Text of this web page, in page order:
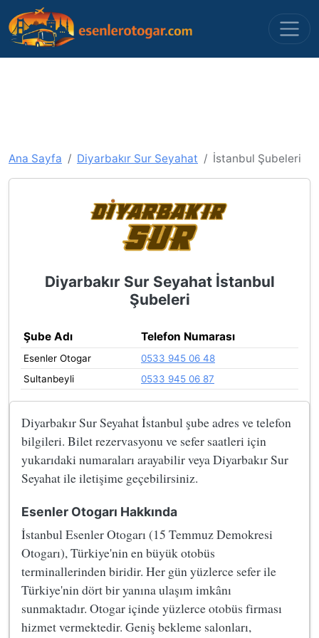
Ana Sayfa Diyarbakır Sur Seyahat İstanbul Şubeleri
Diyarbakır Sur Seyahat İstanbul
Şubeleri
Şube Adı Telefon Numarası
Esenler Otogar
0533 945 06 48
Sultanbeyli
0533 945 06 87
Diyarbakır Sur Seyahat İstanbul şube adres ve telefon
bilgileri. Bilet rezervasyonu ve sefer saatleri için
yukarıdaki numaraları arayabilir veya Diyarbakır Sur
Seyahat ile iletişime geçebilirsiniz.
Esenler Otogarı Hakkında
İstanbul Esenler Otogarı (15 Temmuz Demokresi
Otogarı), Türkiye'nin en büyük otobüs
terminallerinden biridir. Her gün yüzlerce sefer ile
Türkiye'nin dört bir yanına ulaşım imkânı
sunmaktadır. Otogar içinde yüzlerce otobüs firması
hizmet vermektedir. Geniş bekleme salonları,